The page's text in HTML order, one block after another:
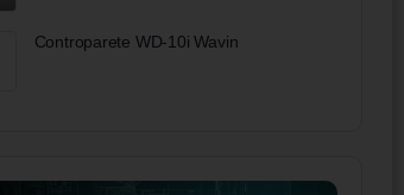
Controparete WD-10i Wavin